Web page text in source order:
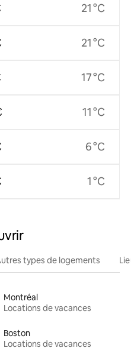
21 °C
21 °C
17 °C
11 °C
6 °C
1 °C
types de logements
Montréal
Locations de vacances
Boston
Locations de vacances